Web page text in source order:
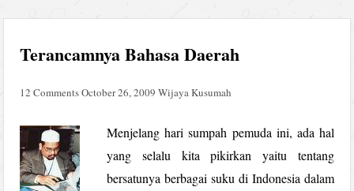
Terancamnya Bahasa Daerah
12 CommentsOctober 26, 2009 Wijaya Kusumah
Menjelang hari sumpah pemuda ini, ada hal
yang selalu kita pikirkan yaitu tentang
bersatunya berbagai suku di Indonesia dalam